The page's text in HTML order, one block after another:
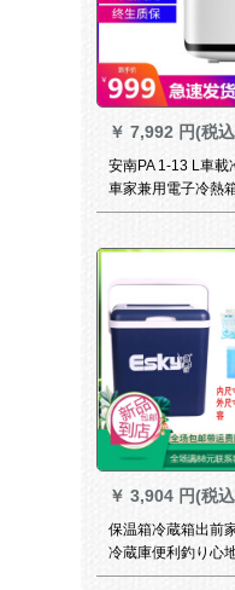
￥ 7,992 円(税
安南PA 1-13 L車載
車家兼用電子冷熱
ニ冷蔵スキンケア
冷凍庫冷凍庫冷凍
用
￥ 3,904 円(税
保温箱冷蔵箱出前
冷蔵庫便利釣り心
号保温箱26 Lジッ